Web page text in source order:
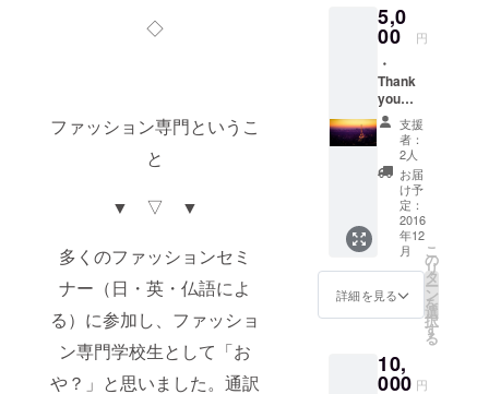
◇
ファッション専門というこ
と
▼ ▽ ▼
多くのファッションセミ
ナー（日・英・仏語によ
る）に参加し、ファッショ
ン専門学校生として「お
や？」と思いました。通訳
ポート
にして
送りま
す。
5,0
00 円
・
Thank
you
letter
お礼の
メール
をお送
りさせ
ていた
だきま
す。 ・
報告書
イン
ターン
シップ
ポート
にして
支援
者：
2人
お届
け予
定：
2016
年12
月
詳細を見る
こ
の
リ
タ
ー
ン
を
選
択
す
る
10,
000 円